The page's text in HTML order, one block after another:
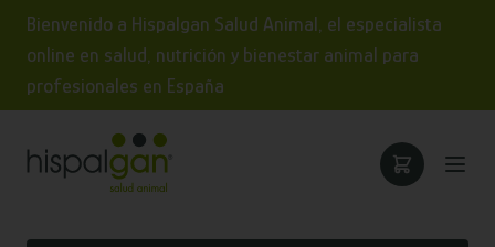
Bienvenido a Hispalgan Salud Animal, el especialista
online en salud, nutrición y bienestar animal para
profesionales en España